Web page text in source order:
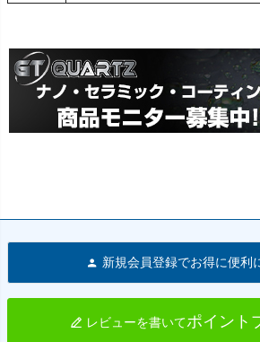
新規会員登録でお得に便利
レビューを書いてポイント